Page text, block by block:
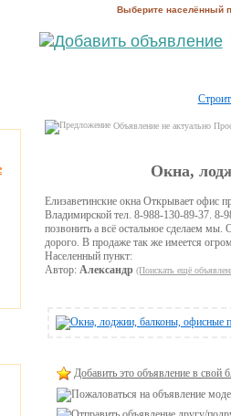
Выберите населённый
Объявление не актуально
Окна,
Елизаветинские окна Открывает офис
Владимирской тел. 8-988-130-89-37. 8-
позвонить а всё остальное сделаем
дорого. В продаже так же имеется
Населенный пункт:
Автор: Александр (Поискать ещё
Добавить это объявление в свой